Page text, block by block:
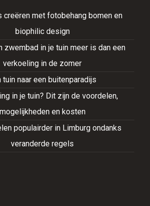
creëren met fotobehang bomen en
biophilic design
zwembad in je tuin meer is dan een
verkoeling in de zomer
tuin naar een buitenparadijs
in je tuin? Dit zijn de voordelen,
mogelijkheden en kosten
populairder in Limburg ondanks
veranderde regels